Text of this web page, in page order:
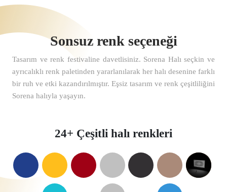
Sonsuz renk seçeneği
Tasarım ve renk festivaline davetlisiniz. Sorena Halı seçkin ve
ayrıcalıklı renk paletinden yararlanılarak her halı desenine farklı
bir ruh ve etki kazandırılmıştır. Eşsiz tasarım ve renk çeşitliliğini
Sorena halıyla yaşayın.
24+ Çeşitli halı renkleri